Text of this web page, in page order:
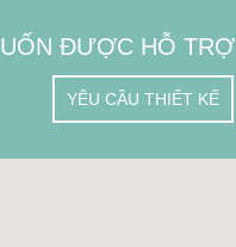
ĐƯỢC HỖ
YÊU CẦU THIẾT KẾ